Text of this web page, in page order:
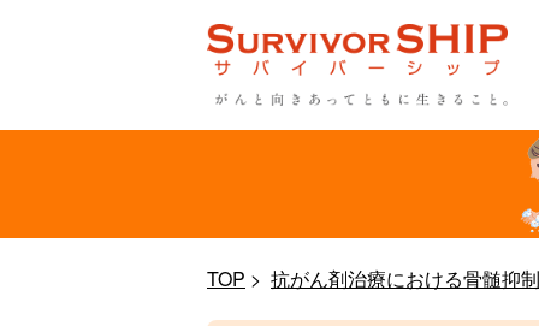
TOP 抗がん剤治療における骨髄抑